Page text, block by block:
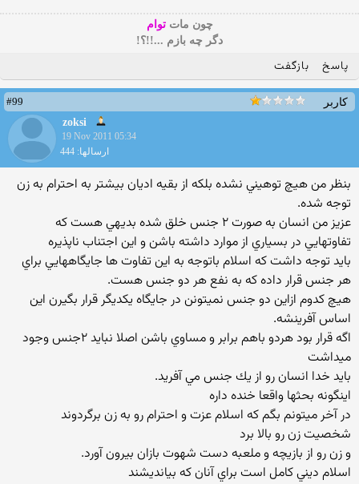
چون ماتتوام
دگر چه بازم ...!!؟!
پاسخ بازگفت
کاربر
#99
zoksi
19 Nov 2011 05:34
ارسالها: 444
بنظر من هيچ توهيني نشده بلكه از بقيه اديان بيشتر به احترام به زن
توجه شده.
عزيز من انسان به صورت ٢ جنس خلق شده بديهي هست كه
تفاوتهايي در بسياري از موارد داشته باشن و اين اجتناب ناپذيره
بايد توجه داشت كه اسلام باتوجه به اين تفاوت ها جايگاههايي براي
هر جنس قرار داده كه به نفع هر دو جنس هست.
هيچ كدوم ازاين دو جنس نميتونن در جايگاه يكديگر قرار بگيرن اين
اساس آفرينشه.
اگه قرار بود هردو باهم برابر و مساوي باشن اصلا نبايد ٢جنس وجود
ميداشت
بايد خدا انسان رو از يك جنس مي آفريد.
اينگونه بحثها واقعا خنده داره
در آخر ميتونم بگم كه اسلام عزت و احترام رو به زن برگردوند
شخصيت زن رو بالا برد
و زن رو از بازيچه و ملعبه دست شهوت بازان بيرون آورد.
اسلام ديني كامل است براي آنان كه بيانديشند